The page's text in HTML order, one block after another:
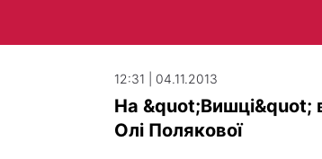
12:31 | 04.11.2013
На &quot;Вишці&quot;
Олі Полякової